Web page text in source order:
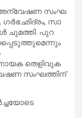
അ​ന്വേ​ഷ​ണ സം​ഘ​
ഗ​ർ​ഭ​ഛിദ്രം, സാ​
ചു​മ​ത്തി. പു​റ​
തെ​ളി​വു​ക​
സം​ഘ​ത്തി​ന്